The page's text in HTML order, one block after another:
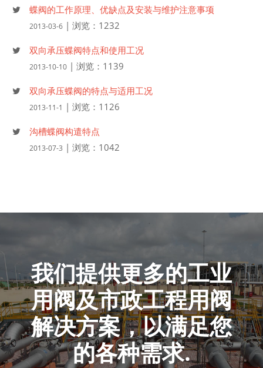
蝶阀的工作原理、优缺点及安装与维护注意事项
2013-03-6 | 浏览：1232
双向承压蝶阀特点和使用工况
2013-10-10 | 浏览：1139
双向承压蝶阀的特点与适用工况
2013-11-1 | 浏览：1126
沟槽蝶阀构遣特点
2013-07-3 | 浏览：1042
我们提供更多的工业
用阀及市政工程用阀
解决方案，以满足您
的各种需求.